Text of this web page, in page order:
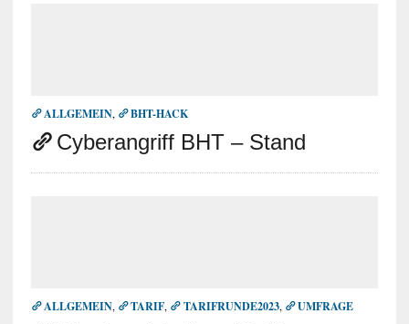
ALLGEMEIN, BHT-HACK
Cyberangriff BHT – Stand
ALLGEMEIN, TARIF, TARIFRUNDE2023, UMFRAGE